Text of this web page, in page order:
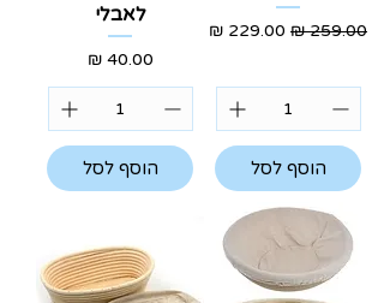
מחיר רגיל מחיר מבצע
הוסף לסל
לאבלי
מחיר
הוסף לסל